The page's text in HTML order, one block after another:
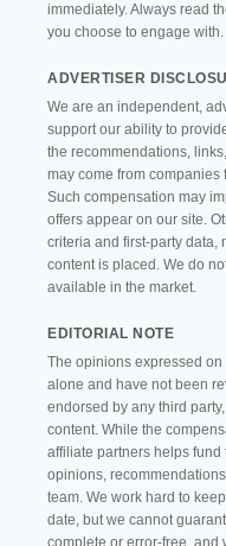
immediately. Always read
you choose to engage with.
ADVERTISER
We are an independent,
support our ability to
the recommendations,
may come from
Such compensation may
offers appear on our site.
criteria and first-party data,
content is placed. We do
available in the market.
EDITORIAL NOTE
The opinions expressed
alone and have not been
endorsed by any third
content. While the
affiliate partners helps
opinions,
team. We work hard to
date, but we cannot
complete or error-free, and